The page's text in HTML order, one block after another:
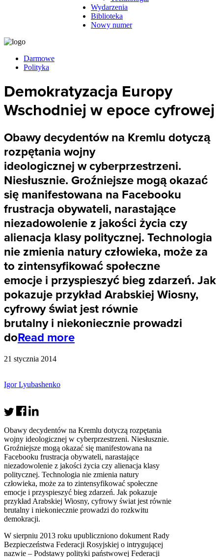
Wydarzenia
Biblioteka
Nowy numer
Darmowe
Polityka
Demokratyzacja Europy
Wschodniej w epoce cyfrowej
Obawy decydentów na Kremlu dotyczą
rozpętania wojny
ideologicznej w cyberprzestrzeni.
Niesłusznie. Groźniejsze mogą okazać
się manifestowana na Facebooku
frustracja obywateli, narastające
niezadowolenie z jakości życia czy
alienacja klasy politycznej. Technologia
nie zmienia natury człowieka, może za
to zintensyfikować społeczne
emocje i przyspieszyć bieg zdarzeń. Jak
pokazuje przykład Arabskiej Wiosny,
cyfrowy świat jest równie
brutalny i niekoniecznie prowadzi
doRead more
21 stycznia 2014
Igor Lyubashenko
Obawy decydentów na Kremlu dotyczą rozpętania
wojny ideologicznej w cyberprzestrzeni. Niesłusznie.
Groźniejsze mogą okazać się manifestowana na
Facebooku frustracja obywateli, narastające
niezadowolenie z jakości życia czy alienacja klasy
politycznej. Technologia nie zmienia natury
człowieka, może za to zintensyfikować społeczne
emocje i przyspieszyć bieg zdarzeń. Jak pokazuje
przykład Arabskiej Wiosny, cyfrowy świat jest równie
brutalny i niekoniecznie prowadzi do rozkwitu
demokracji.
W sierpniu 2013 roku upubliczniono dokument Rady
Bezpieczeństwa Federacji Rosyjskiej o intrygującej
nazwie – Podstawy polityki państwowej Federacji